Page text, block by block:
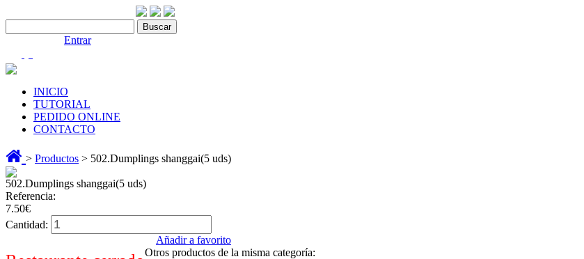
Entrar
INICIO
TUTORIAL
PEDIDO ONLINE
CONTACTO
> Productos > 502.Dumplings shanggai(5 uds)
502.Dumplings shanggai(5 uds)
Referencia:
7.50€
Cantidad:
Añadir a favorito
Otros productos de la misma categoría: